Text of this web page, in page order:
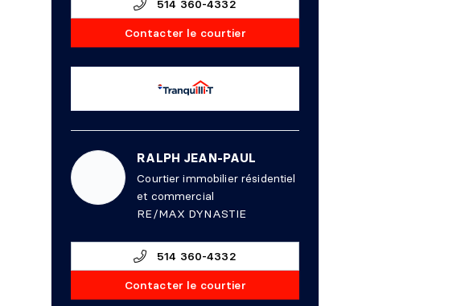
514 360-4332
Contacter le courtier
RALPH JEAN-PAUL
Courtier immobilier résidentiel
et commercial
RE/MAX DYNASTIE
514 360-4332
Contacter le courtier